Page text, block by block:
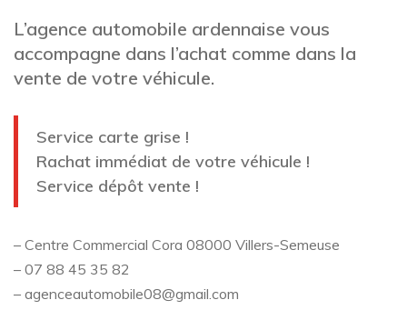
L’agence automobile ardennaise vous
accompagne dans l’achat comme dans la
vente de votre véhicule.
Service carte grise !
Rachat immédiat de votre véhicule !
Service dépôt vente !
– Centre Commercial Cora 08000 Villers-Semeuse
– 07 88 45 35 82
– agenceautomobile08@gmail.com